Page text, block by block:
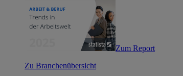
Zum Report
Zu Branchenübersicht